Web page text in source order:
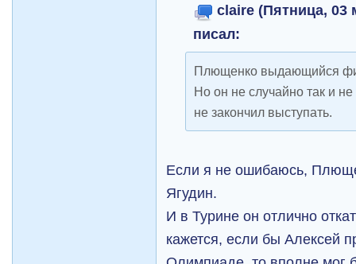
claire (Пятница, 03
писал:
Плющенко выдающийся
Но он не случайно так и
не закончил выступать.
Если я не ошибаюсь,
Ягудин.
И в Турине он отлично
кажется, если бы Алексей